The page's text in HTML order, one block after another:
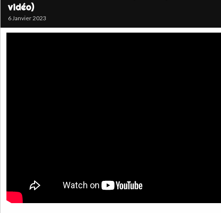
vidéo)
6 Janvier 2023